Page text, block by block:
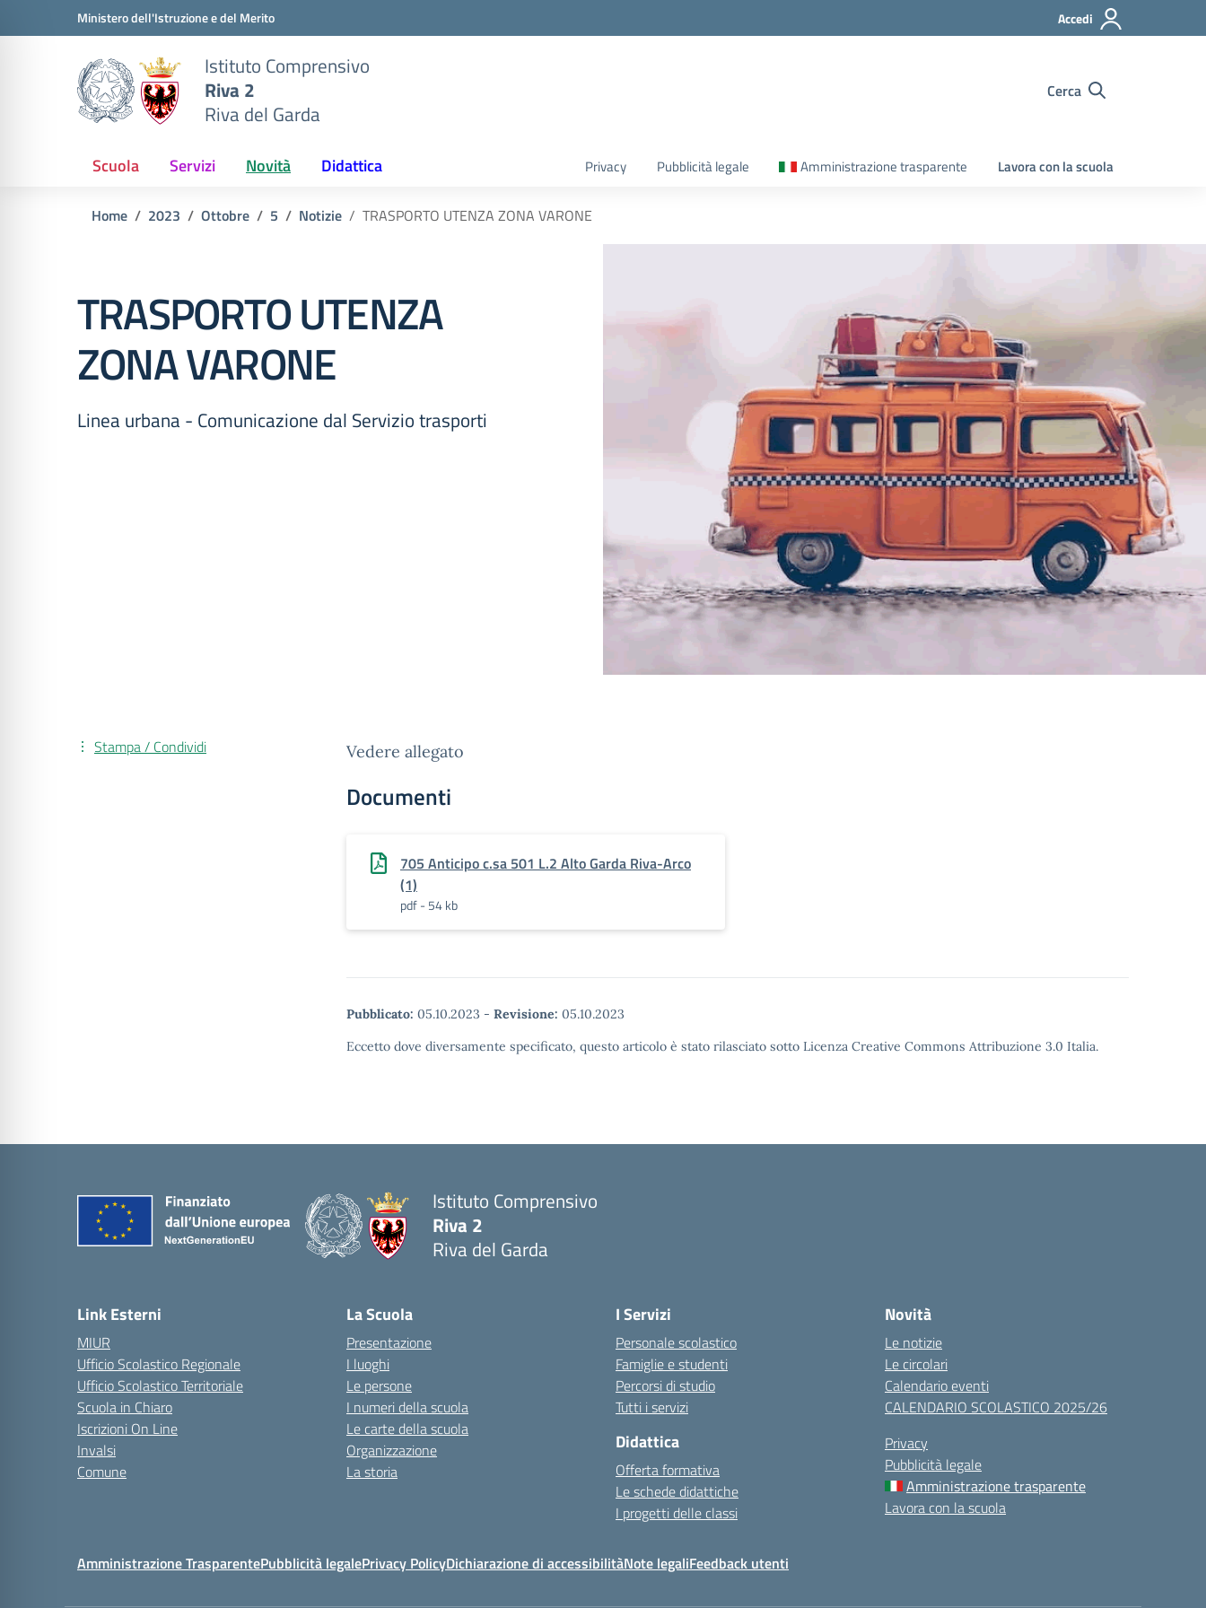
Vai ai contenuti
Vai al menu di navigazioneMinistero dell'Istruzione e del Merito Accedi
Istituto Comprensivo
Riva 2
Riva del Garda
Cerca
Scuola Servizi Novità Didattica Privacy Pubblicità legale Amministrazione trasparente Lavora con la scuola
Home 2023 Ottobre 5 Notizie TRASPORTO UTENZA ZONA VARONE
TRASPORTO UTENZA
ZONA VARONE
Linea urbana - Comunicazione dal Servizio trasporti
Vedere allegato
Documenti
705 Anticipo c.sa 501 L.2 Alto Garda Riva-Arco
(1)
pdf - 54 kb
Pubblicato: 05.10.2023 - Revisione: 05.10.2023
Eccetto dove diversamente specificato, questo articolo è stato rilasciato sotto Licenza Creative Commons Attribuzione 3.0 Italia.
Stampa / Condividi
Istituto Comprensivo
Riva 2
Riva del Garda
Link Esterni
MIUR
Ufficio Scolastico Regionale
Ufficio Scolastico Territoriale
Scuola in Chiaro
Iscrizioni On Line
Invalsi
Comune
La Scuola
Presentazione
I luoghi
Le persone
I numeri della scuola
Le carte della scuola
Organizzazione
La storia
I Servizi
Personale scolastico
Famiglie e studenti
Percorsi di studio
Tutti i servizi
Didattica
Offerta formativa
Le schede didattiche
I progetti delle classi
Novità
Le notizie
Le circolari
Calendario eventi
CALENDARIO SCOLASTICO 2025/26
Privacy
Pubblicità legale
Amministrazione trasparente
Lavora con la scuola
Amministrazione TrasparentePubblicità legalePrivacy PolicyDichiarazione di accessibilitàNote legaliFeedback utenti